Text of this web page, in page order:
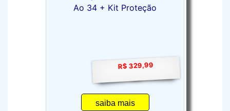
R$ 329,99
saiba mais